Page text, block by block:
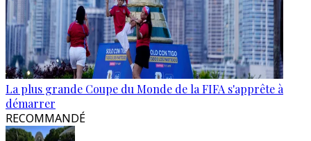
La plus grande Coupe du Monde de la FIFA s'apprête à
démarrer
RECOMMANDÉ